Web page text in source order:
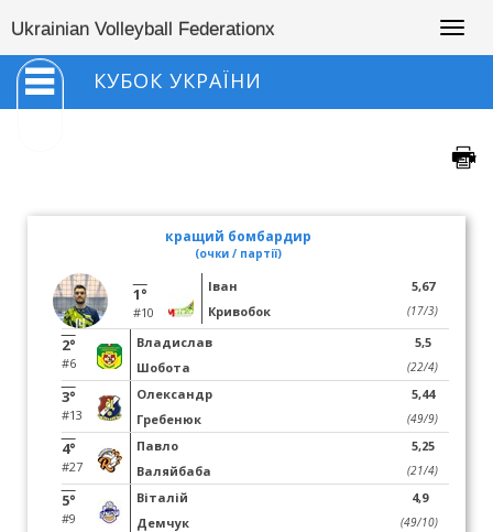
Ukrainian Volleyball Federationx
КУБОК УКРАЇНИ
кращий бомбардир
(очки / партії)
1°
#10
Іван
Кривобок
5,67
(17/3)
2°
#6
Владислав
Шобота
5,5
(22/4)
3°
#13
Олександр
Гребенюк
5,44
(49/9)
4°
#27
Павло
Валяйбаба
5,25
(21/4)
5°
#9
Віталій
Демчук
4,9
(49/10)